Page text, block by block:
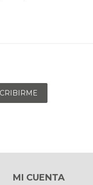
MI CUENTA